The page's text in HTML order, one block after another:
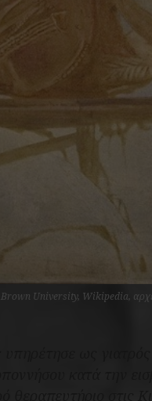
University, Wikipedia,
ως γιατρός
κατά την
στις